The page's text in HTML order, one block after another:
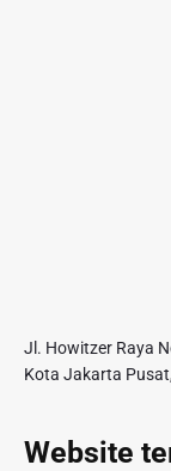
Jl. Howitzer Raya
Kota Jakarta
Website